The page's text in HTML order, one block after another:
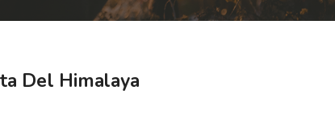
Del Himalaya